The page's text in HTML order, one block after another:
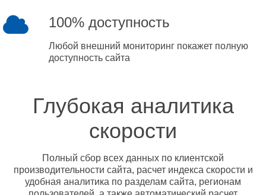
100% доступность
Любой внешний мониторинг покажет полную
доступность сайта
Глубокая аналитика
скорости
Полный сбор всех данных по клиентской
производительности сайта, расчет индекса скорости и
удобная аналитика по разделам сайта, регионам